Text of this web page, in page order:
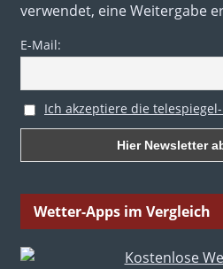
verwendet, eine Weitergabe
E-Mail:
Ich akzeptiere die
Wetter-Apps im Vergleich